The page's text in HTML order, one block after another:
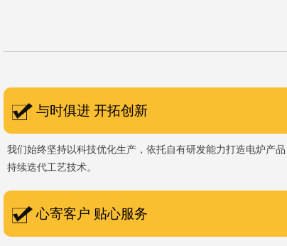
与时俱进 开拓创新
我们始终坚持以科技优化生产，依托自有研发能力打造电炉产品
持续迭代工艺技术。
心寄客户 贴心服务